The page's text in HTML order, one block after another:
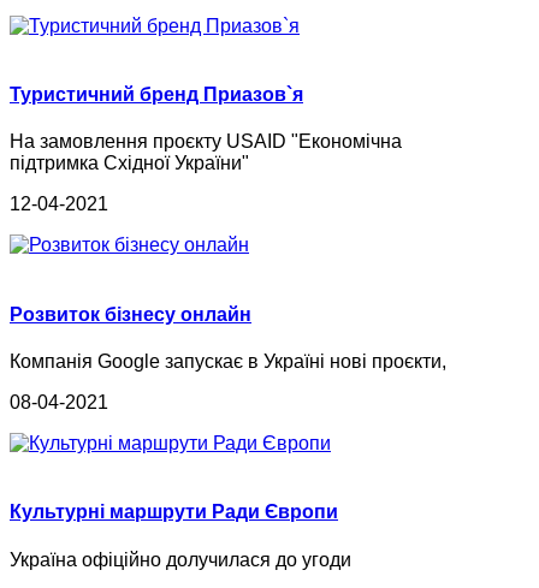
Туристичний бренд Приазов`я
На замовлення проєкту USAID "Економічна
підтримка Східної України"
12-04-2021
Розвиток бізнесу онлайн
Компанія Google запускає в Україні нові проєкти,
08-04-2021
Культурні маршрути Ради Європи
Україна офіційно долучилася до угоди